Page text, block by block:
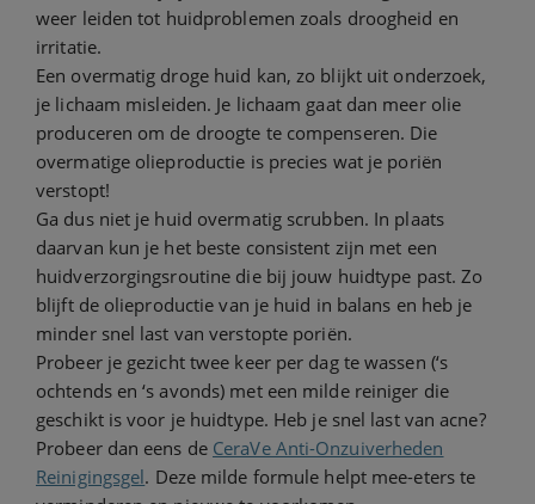
weer leiden tot huidproblemen zoals droogheid en
irritatie.
Een overmatig droge huid kan, zo blijkt uit onderzoek,
je lichaam misleiden. Je lichaam gaat dan meer olie
produceren om de droogte te compenseren. Die
overmatige olieproductie is precies wat je poriën
verstopt!
Ga dus niet je huid overmatig scrubben. In plaats
daarvan kun je het beste consistent zijn met een
huidverzorgingsroutine die bij jouw huidtype past. Zo
blijft de olieproductie van je huid in balans en heb je
minder snel last van verstopte poriën.
Probeer je gezicht twee keer per dag te wassen (‘s
ochtends en ‘s avonds) met een milde reiniger die
geschikt is voor je huidtype. Heb je snel last van acne?
Probeer dan eens de CeraVe Anti-Onzuiverheden
Reinigingsgel. Deze milde formule helpt mee-eters te